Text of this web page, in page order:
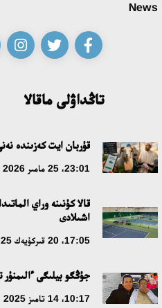
News
تاڭداۋلى ماقالا
قۇربان ايت كەزىندە
23:01، 25 مامىر 2026
قالا كۇنىنە وراي
اشىلادى
17:05، 20 قىركۇيەك 2025
جۇڭگو بيلىگى
10:17، 14 تامىز 2025